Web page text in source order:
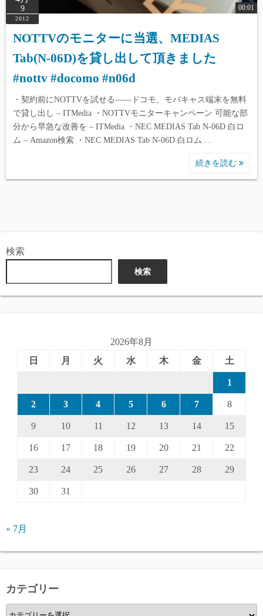
9
2012
00:01
NOTTVのモニターに当選、MEDIAS
Tab(N-06D)を貸し出して頂きました
#nottv #docomo #n06d
・契約前にNOTTVを試せる――ドコモ、モバキャス端末を無料
で貸し出し – ITMedia ・NOTTVモニターキャンペーン 可能な部
分から早急な改善を – ITMedia ・NEC MEDIAS Tab N-06D 白ロ
ム – Amazon検索 ・NEC MEDIAS Tab N-06D 白ロム …
続きを読む
検索
検索
2026年8月
日
月 火 水 木 金 土
1
2 3 4 5 6 7 8
9 10 11 12 13 14 15
16 17 18 19 20 21 22
23 24 25 26 27 28 29
30 31
« 7月
カテゴリー
カ